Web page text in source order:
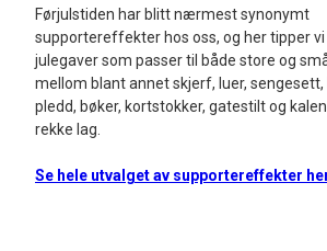
Førjulstiden har blitt nærmest synonymt
supportereffekter hos oss, og her tipper vi
julegaver som passer til både store og
mellom blant annet skjerf, luer, sengesett,
pledd, bøker, kortstokker, gatestilt og
rekke lag.
Se hele utvalget av supportereffekter